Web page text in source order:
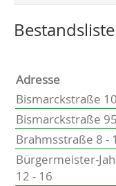
Heikendorf
Kronshagen
Schwentinental
Preetz
Heide
Bordesholm
Elmshorn
Wählen Sie einen
Bestandsliste
Adresse
Bismarckstraße
Bismarckstraße
Brahmsstraße 8 -
Bürgermeister-
12 - 16